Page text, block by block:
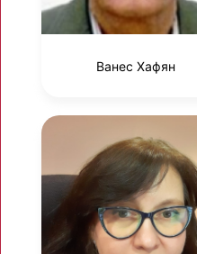
Ванес Хафян